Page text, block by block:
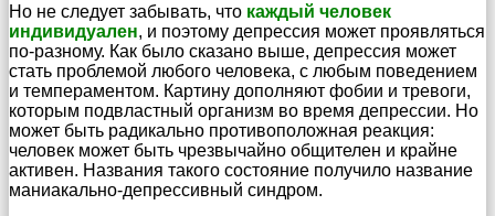
Но не следует забывать, что каждый человек
индивидуален, и поэтому депрессия может проявляться
по-разному. Как было сказано выше, депрессия может
стать проблемой любого человека, с любым поведением
и темпераментом. Картину дополняют фобии и тревоги,
которым подвластный организм во время депрессии. Но
может быть радикально противоположная реакция:
человек может быть чрезвычайно общителен и крайне
активен. Названия такого состояние получило название
маниакально-депрессивный синдром.